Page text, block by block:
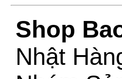
Shop
Nhật